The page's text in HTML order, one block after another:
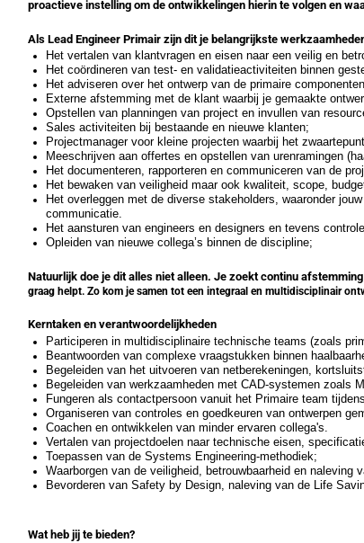
proactieve instelling om de ontwikkelingen hierin te volgen en
Als Lead Engineer Primair zijn dit je belangrijkste
Het vertalen van klantvragen en eisen naar een veilig en
Het coördineren van test- en validatieactiviteiten binnen
Het adviseren over het ontwerp van de primaire
Externe afstemming met de klant waarbij je gemaakte
Opstellen van planningen van project en invullen van
Sales activiteiten bij bestaande en nieuwe klanten;
Projectmanager voor kleine projecten waarbij het
Meeschrijven aan offertes en opstellen van urenramingen
Het documenteren, rapporteren en communiceren van de
Het bewaken van veiligheid maar ook kwaliteit, scope,
Het overleggen met de diverse stakeholders, waaronder
communicatie.
Het aansturen van engineers en designers en tevens
Opleiden van nieuwe collega’s binnen de discipline;
Natuurlijk doe je dit alles niet alleen. Je zoekt continu
graag helpt. Zo kom je samen tot een integraal en multidisciplinair
Kerntaken en verantwoordelijkheden
Participeren in multidisciplinaire technische teams (zoals
Beantwoorden van complexe vraagstukken binnen
Begeleiden van het uitvoeren van netberekeningen,
Begeleiden van werkzaamheden met CAD-systemen zoals
Fungeren als contactpersoon vanuit het Primaire team
Organiseren van controles en goedkeuren van ontwerpen
Coachen en ontwikkelen van minder ervaren collega's.
Vertalen van projectdoelen naar technische eisen,
Toepassen van de Systems Engineering-methodiek;
Waarborgen van de veiligheid, betrouwbaarheid en naleving
Bevorderen van Safety by Design, naleving van de Life
Wat heb jij te bieden?